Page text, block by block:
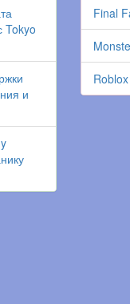
Tokyo
и
Final